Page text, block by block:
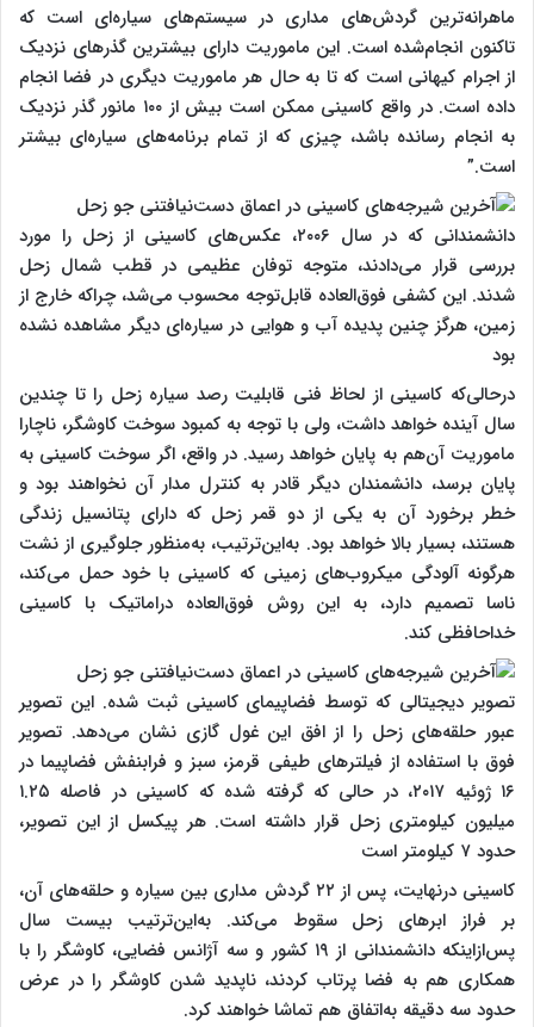
ماهرانه‌ترین گردش‌های مداری در سیستم‌های سیاره‌ای است که
تاکنون انجام‌شده است. این ماموریت دارای بیشترین گذرهای نزدیک
از اجرام کیهانی است که تا به حال هر ماموریت دیگری در فضا انجام
داده است. در واقع کاسینی ممکن است بیش از ۱۰۰ مانور گذر نزدیک
به انجام رسانده باشد، چیزی که از تمام برنامه‌های سیاره‌ای بیشتر
است.”
دانشمندانی که در سال ۲۰۰۶، عکس‌های کاسینی از زحل را مورد
بررسی قرار می‌دادند، متوجه توفان عظیمی در قطب شمال زحل
شدند. این کشفی فوق‌العاده قابل‌توجه محسوب می‌شد، چراکه خارج از
زمین، هرگز چنین پدیده آب و هوایی در سیاره‌ای دیگر مشاهده نشده
بود
درحالی‌که کاسینی از لحاظ فنی قابلیت رصد سیاره زحل را تا چندین
سال آینده خواهد داشت، ولی با توجه به کمبود سوخت کاوشگر، ناچارا
ماموریت آن‌هم به پایان خواهد رسید. در واقع، اگر سوخت کاسینی به
پایان برسد، دانشمندان دیگر قادر به کنترل مدار آن نخواهند بود و
خطر برخورد آن به یکی از دو قمر زحل که دارای پتانسیل زندگی
هستند، بسیار بالا خواهد بود. به‌این‌ترتیب، به‌منظور جلوگیری از نشت
هرگونه آلودگی میکروب‌های زمینی که کاسینی با خود حمل می‌کند،
ناسا تصمیم دارد، به این روش فوق‌العاده دراماتیک با کاسینی
خداحافظی کند.
تصویر دیجیتالی که توسط فضاپیمای کاسینی ثبت شده. این تصویر
عبور حلقه‌های زحل را از افق این غول گازی نشان می‌دهد. تصویر
فوق با استفاده از فیلترهای طیفی قرمز، سبز و فرابنفش فضاپیما در
۱۶ ژوئیه ۲۰۱۷، در حالی که گرفته شده که کاسینی در فاصله ۱.۲۵
میلیون کیلومتری زحل قرار داشته است. هر پیکسل از این تصویر،
حدود ۷ کیلومتر است
کاسینی درنهایت، پس از ۲۲ گردش مداری بین سیاره و حلقه‌های آن،
بر فراز ابرهای زحل سقوط می‌کند. به‌این‌ترتیب بیست سال
پس‌ازاینکه دانشمندانی از ۱۹ کشور و سه آژانس فضایی، کاوشگر را با
همکاری هم به فضا پرتاب کردند، ناپدید شدن کاوشگر را در عرض
حدود سه دقیقه به‌اتفاق هم تماشا خواهند کرد.